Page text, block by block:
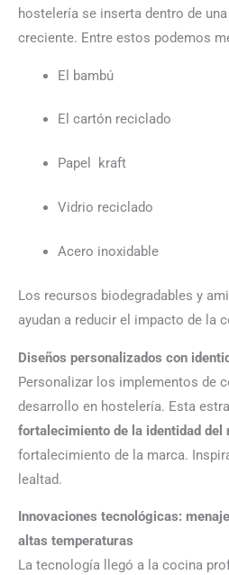
hostelería se inserta dentro de
creciente. Entre estos podemos
El bambú
El cartón reciclado
Papel kraft
Vidrio reciclado
Acero inoxidable
Los recursos biodegradables y
ayudan a reducir el impacto de la
Diseños personalizados con
Personalizar los implementos de
desarrollo en hostelería. Esta
fortalecimiento de la identidad del
fortalecimiento de la marca.
lealtad.
Innovaciones tecnológicas:
altas temperaturas
La tecnología llegó a la cocina